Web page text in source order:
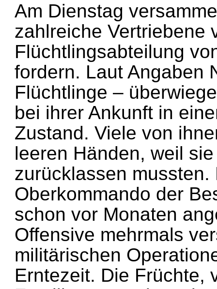
Am Dienstag
zahlreiche Vertriebene
Flüchtlingsabteilung
fordern. Laut Angaben
Flüchtlinge –
bei ihrer Ankunft in
Zustand. Viele von
leeren Händen, weil
zurücklassen mussten.
Oberkommando der
schon vor Monaten
Offensive mehrmals
militärischen
Erntezeit. Die Früchte,